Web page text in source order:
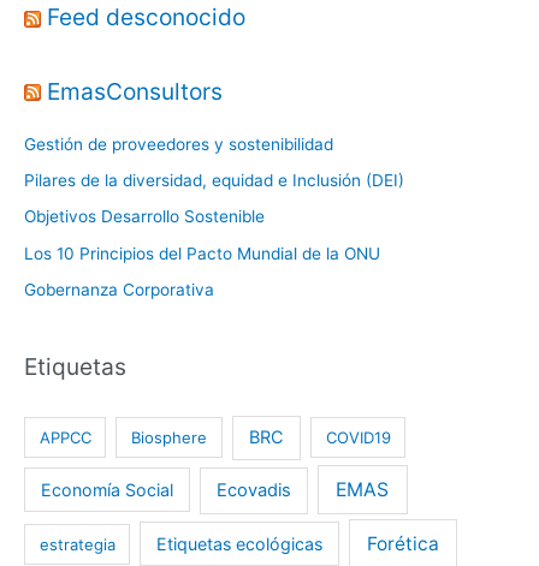
Feed desconocido
EmasConsultors
Gestión de proveedores y sostenibilidad
Pilares de la diversidad, equidad e Inclusión (DEI)
Objetivos Desarrollo Sostenible
Los 10 Principios del Pacto Mundial de la ONU
Gobernanza Corporativa
Etiquetas
APPCC Biosphere BRC COVID19
Economía Social Ecovadis EMAS
estrategia Etiquetas ecológicas Forética